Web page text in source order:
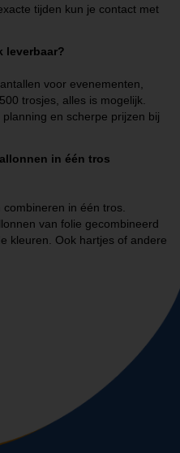
tijden kun je contact met
leverbaar?
voor evenementen,
trosjes, alles is mogelijk.
en scherpe prijzen bij
in één tros
in één tros.
van folie gecombineerd
kleuren. Ook hartjes of andere